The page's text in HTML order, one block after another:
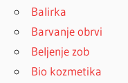
Balirka
Barvanje obrvi
Beljenje zob
Bio kozmetika